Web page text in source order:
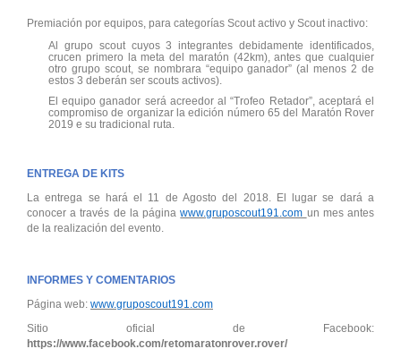
Premiación por equipos, para categorías Scout activo y Scout inactivo:
Al grupo scout cuyos 3 integrantes debidamente identificados,
crucen primero la meta del maratón (42km), antes que cualquier
otro grupo scout, se nombrara “equipo ganador” (al menos 2 de
estos 3 deberán ser scouts activos).
El equipo ganador será acreedor al “Trofeo Retador”, aceptará el
compromiso de organizar la edición número 65 del Maratón Rover
2019 e su tradicional ruta.
ENTREGA DE KITS
La entrega se hará el 11 de Agosto del 2018. El lugar se dará a
conocer a través de la páginawww.gruposcout191.com un mes antes
de la realización del evento.
INFORMES Y COMENTARIOS
Página web: www.gruposcout191.com
Sitio oficial de Facebook:
https://www.facebook.com/retomaratonrover.rover/